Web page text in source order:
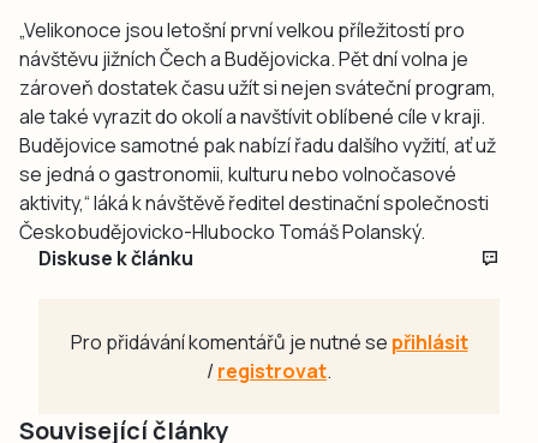
„Velikonoce jsou letošní první velkou příležitostí pro
návštěvu jižních Čech a Budějovicka. Pět dní volna je
zároveň dostatek času užít si nejen sváteční program,
ale také vyrazit do okolí a navštívit oblíbené cíle v kraji.
Budějovice samotné pak nabízí řadu dalšího vyžití, ať už
se jedná o gastronomii, kulturu nebo volnočasové
aktivity,“ láká k návštěvě ředitel destinační společnosti
Českobudějovicko-Hlubocko Tomáš Polanský.
Diskuse k článku
Pro přidávání komentářů je nutné se přihlásit
/registrovat.
Související články